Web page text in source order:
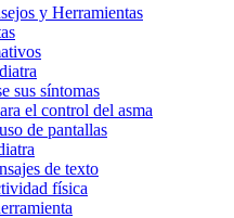
y Herramientas
sus síntomas
el control del asma
de pantallas
de texto
física